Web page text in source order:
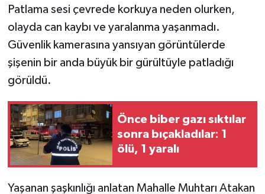
Patlama sesi çevrede korkuya neden olurken,
olayda can kaybı ve yaralanma yaşanmadı.
Güvenlik kamerasına yansıyan görüntülerde
şişenin bir anda büyük bir gürültüyle patladığı
görüldü.
Önce biber gazı sıktılar
sonra bıçakladılar: 1
ölü, 1 yaralı
Yaşanan şaşkınlığı anlatan Mahalle Muhtarı Atakan